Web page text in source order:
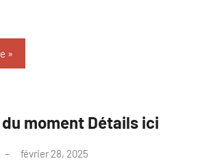
moment Détails ici
février 28, 2025